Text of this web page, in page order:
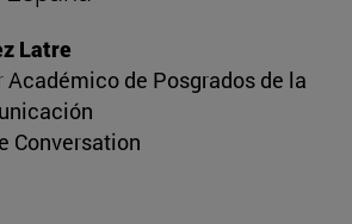
Latre
Académico de Posgrados de la
Conversation